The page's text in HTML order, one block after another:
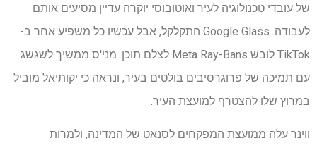
של עובדי טכנולוגיה לעיר ואוטובוסי יוקרה עדיין מסיעים אותם
לעבודה. Google Glass התקלקל, אבל עכשיו כל משפיע אחר ב-
TikTok לובש Meta Ray-Bans לצלם תוכן. מני'ס ממשיך לשגשג
עם תמיכה של פרוגרסיבים בולטים בעיר, ונראה כי יקותיאל מוביל
במרוץ שלו להצטרף למועצת העיר.
ווינר עלה ממועצת המפקחים לסנאט של המדינה, ולמרות